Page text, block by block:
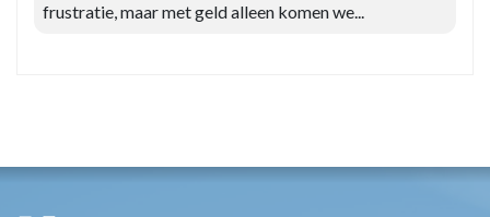
frustratie, maar met geld alleen komen we...